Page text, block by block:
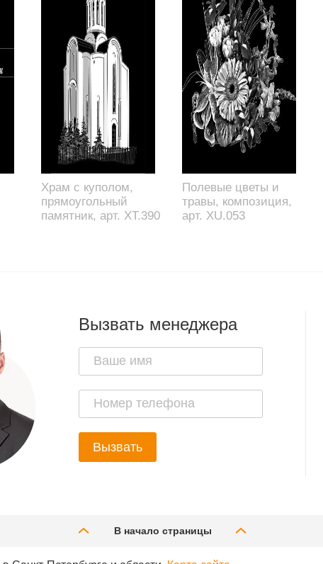
Храм с куполом,
прямоугольный
памятник, арт. XT.390
Полевые цветы и
травы, композиция,
арт. XU.053
Вызвать менеджера
Вызвать
В начало страницы